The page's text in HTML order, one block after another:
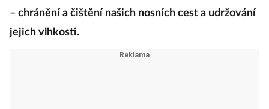
– chránění a čištění našich nosních cest a udržování
jejich vlhkosti.